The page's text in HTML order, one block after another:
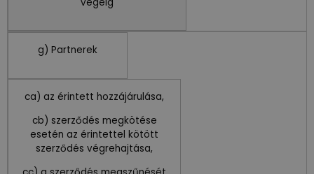
g) Partnerek
ca) az érintett hozzájárulása,
cb) szerződés megkötése
esetén az érintettel kötött
szerződés végrehajtása,